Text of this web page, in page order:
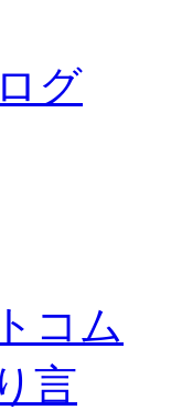
グ
コム
言